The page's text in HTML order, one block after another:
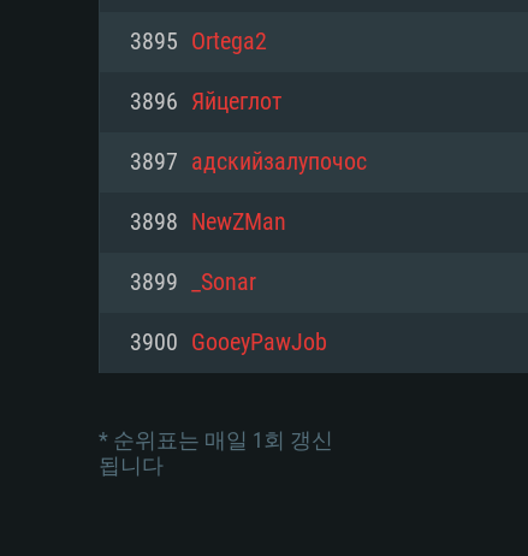
그래픽 카드: DirectX 11 이상
해상도: 720p
네트워크: 브로드밴드 인터넷
여유 저장 공간: 22.1 GB (최소
(Mac), 혹은 이와 비슷한 성능
의 AMD/Nvidia. 최소 해상도:
네트워크: 브로드밴드 인터넷
여유 저장 공간: 22.1 GB (최소
그래픽 카드: Vulkan 을 지원하
와 동급의 성능을 가지며 최신
지원하는 AMD (6개월 미만; 최
3895 Ortega2
3896 Яйцеглот
3897 адскийзалупочос
3898 NewZMan
3899 _Sonar
3900 GooeyPawJob
* 순위표는 매일 1회 갱신
됩니다